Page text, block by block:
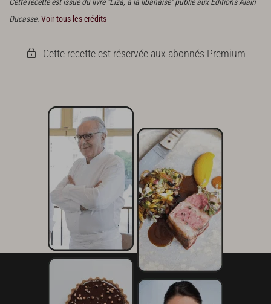
Ducasse. Voir tous les crédits
Cette recette est réservée aux abonnés Premium